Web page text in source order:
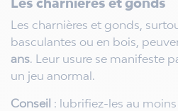
Les charnières et gonds,
basculantes ou en bois,
ans. Leur usure se manifeste
un jeu anormal.
Conseil : lubrifiez-les au